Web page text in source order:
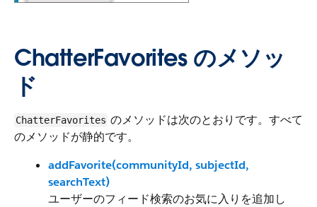
ChatterFavorites のメソッ
ド
ChatterFavorites のメソッドは次のとおりです。すべて
のメソッドが静的です。
addFavorite(communityId, subjectId,
searchText)
ユーザーのフィード検索のお気に入りを追加し